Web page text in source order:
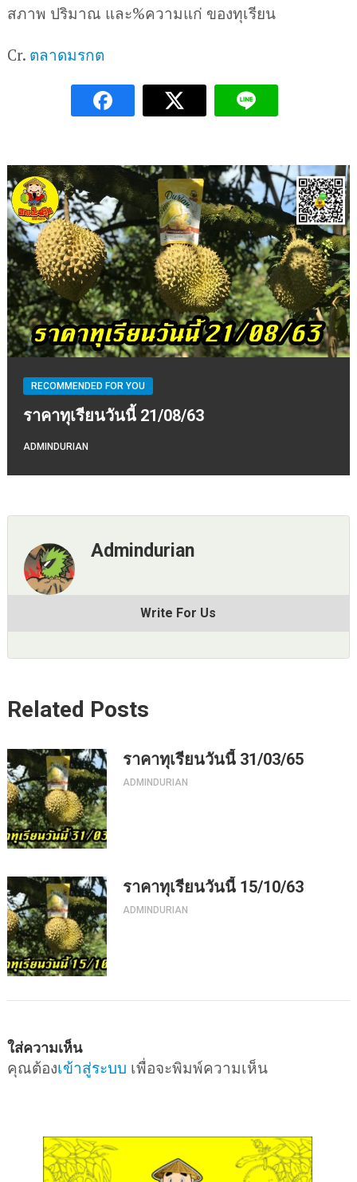
สภาพ ปริมาณ และ%ความแก่ ของทุเรียน
Cr. ตลาดมรกต
RECOMMENDED FOR YOU
ราคาทุเรียนวันนี้ 21/08/63
ADMINDURIAN
Admindurian
Write For Us
Related Posts
ราคาทุเรียนวันนี้ 31/03/65
ADMINDURIAN
ราคาทุเรียนวันนี้ 15/10/63
ADMINDURIAN
ใส่ความเห็น
คุณต้องเข้าสู่ระบบ เพื่อจะพิมพ์ความเห็น